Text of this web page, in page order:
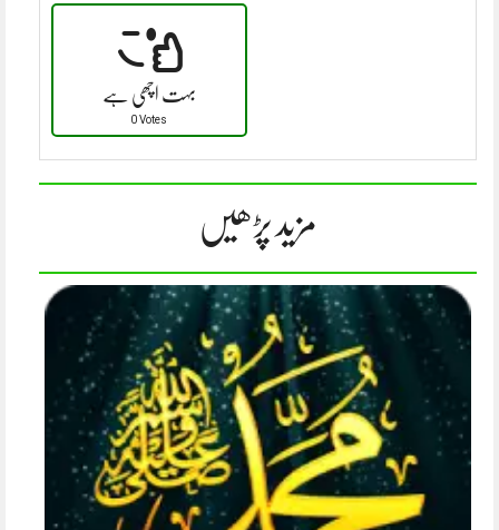
بہت اچھی ہے
0 Votes
مزید پڑھیں